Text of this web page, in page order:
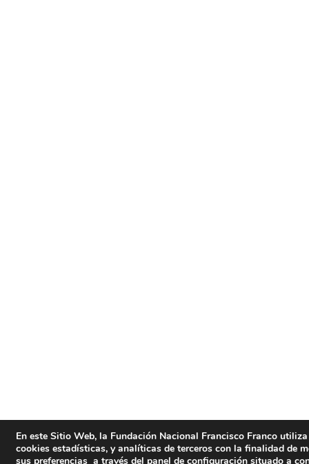
En este Sitio Web, la Fundación Nacional Francisco Franco
cookies estadísticas, y analíticas de terceros con la finalidad de
sus preferencias a través del panel de configuración situado a